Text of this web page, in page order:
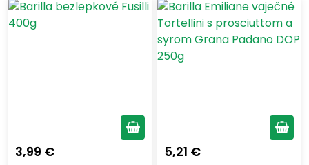
Druh cestovín
Typ omáčok
3,99 € 5,21 €